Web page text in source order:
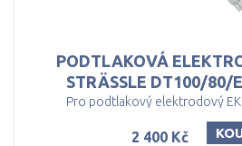
PODTLAKOVÁ
STRÄSSLE DT100/80/
Pro podtlakový elektrodový
2 400 Kč